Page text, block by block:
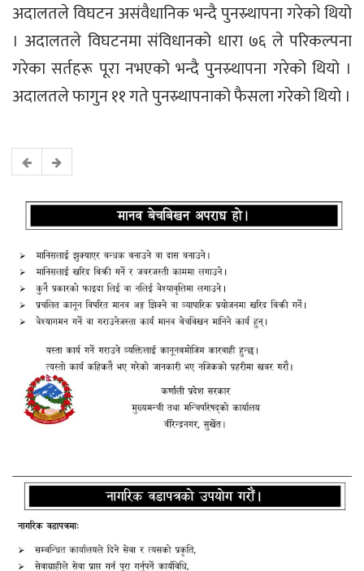
अदालतले विघटन असंवैधानिक भन्दै पुनस्र्थापना गरेको थियो
। अदालतले विघटनमा संविधानको धारा ७६ ले परिकल्पना
गरेका सर्तहरू पूरा नभएको भन्दै पुनस्र्थापना गरेको थियो ।
अदालतले फागुन ११ गते पुनस्र्थापनाको फैसला गरेको थियो ।